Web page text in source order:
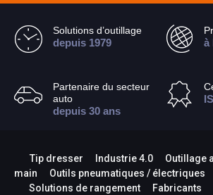
Solutions d’outillage
depuis 1979 à
Partenaire du secteur
auto
depuis 30 ans
Tip dresser Industrie 4.0 Outillage
main
Outils pneumatiques / électriques
Solutions de rangement
Fabricants